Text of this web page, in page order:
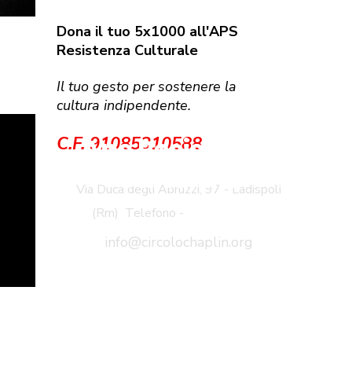
Aps Resistenza
Culturale
Via Duca degli Abruzzi, 97 - Ladispoli
(Rm) Telefono -
info@circolochaplin.org
Dona il tuo 5x1000 all'APS
Resistenza Culturale
Il tuo gesto per sostenere la
cultura indipendente.
C.F. 91085310588